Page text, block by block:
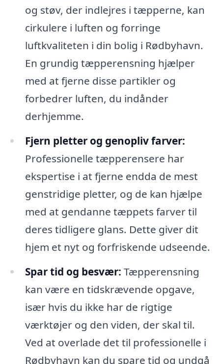
og støv, der indlejres i tæpperne, kan
cirkulere i luften og forringe
luftkvaliteten i din bolig i Rødbyhavn.
En grundig tæpperensning hjælper
med at fjerne disse partikler og
forbedrer luften, du indånder
derhjemme.
Fjern pletter og genopliv farver:
Professionelle tæpperensere har
ekspertise i at fjerne endda de mest
genstridige pletter, og de kan hjælpe
med at gendanne tæppets farver til
deres tidligere glans. Dette giver dit
hjem et nyt og forfriskende udseende.
Spar tid og besvær: Tæpperensning
kan være en tidskrævende opgave,
især hvis du ikke har de rigtige
værktøjer og den viden, der skal til.
Ved at overlade det til professionelle i
Rødbyhavn kan du spare tid og undgå